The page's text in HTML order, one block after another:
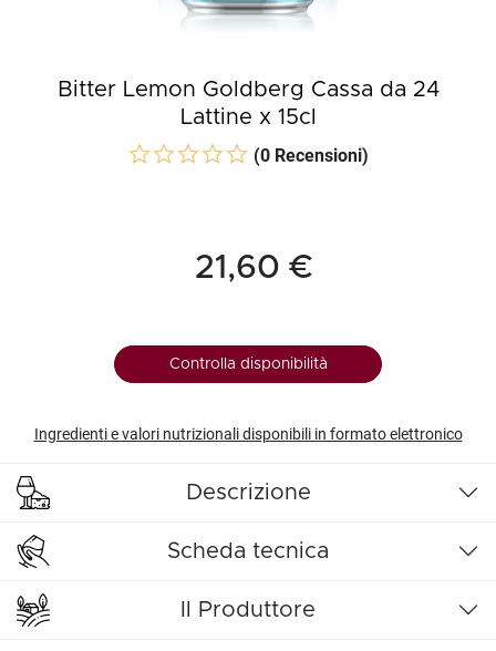
Bitter Lemon Goldberg Cassa da 24
Lattine x 15cl
(0 Recensioni)
21,60 €
Controlla disponibilità
Ingredienti e valori nutrizionali disponibili in formato elettronico
Descrizione
Scheda tecnica
Il Produttore